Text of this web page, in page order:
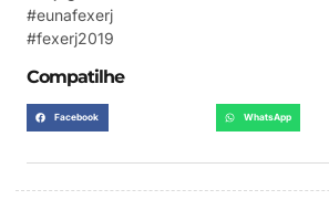
#eunafexerj
#fexerj2019
Compatilhe
Facebook WhatsApp